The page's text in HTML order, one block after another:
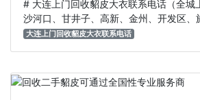
# 大连上门回收貂皮大衣联系电话（全城
沙河口、甘井子、高新、金州、开发区、
大连上门回收貂皮大衣联系电话